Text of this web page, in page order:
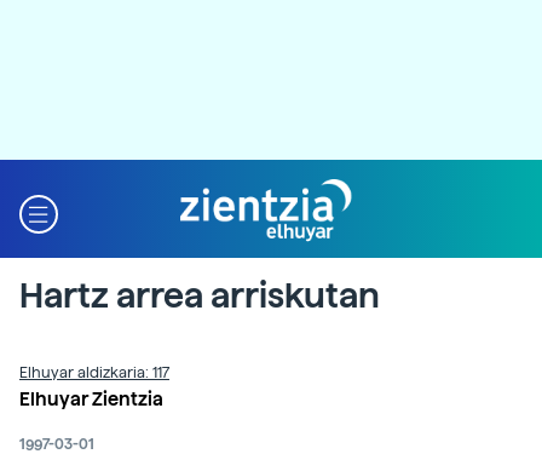
Hartz arrea arriskutan
Elhuyar aldizkaria: 117
Elhuyar Zientzia
1997-03-01